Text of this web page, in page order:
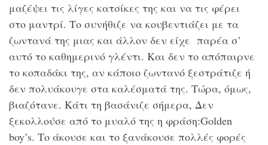
μαζέψει τις λίγες κατσίκες της και να τις φέρει
στο μαντρί. Το συνήθιζε να κουβεντιάζει με τα
ζωντανά της μιας και άλλον δεν είχε παρέα σ’
αυτό το καθημερινό γλέντι. Και δεν το απόπαιρνε
το κοπαδάκι της, αν κάποιο ζωντανό ξεστράτιζε ή
δεν πολυάκουγε στα καλέσματά της. Τώρα, όμως,
βιαζότανε. Κάτι τη βασάνιζε σήμερα, Δεν
ξεκολλούσε από το μυαλό της η φράση:Golden
boy’s. Το άκουσε και το ξανάκουσε πολλές φορές